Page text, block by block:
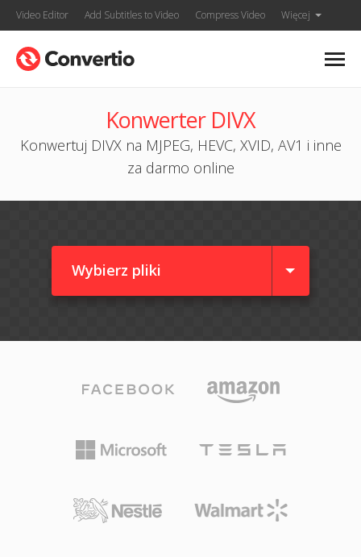
Video Editor Add Subtitles to Video Compress Video Więcej
Konwerter DIVX
Konwertuj DIVX na MJPEG, HEVC, XVID, AV1 i inne
za darmo online
Wybierz pliki